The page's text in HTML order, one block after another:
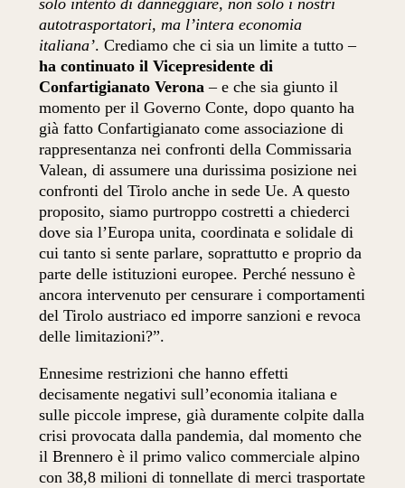
solo intento di danneggiare, non solo i nostri
autotrasportatori, ma l’intera economia
italiana’. Crediamo che ci sia un limite a tutto –
ha continuato il Vicepresidente di
Confartigianato Verona – e che sia giunto il
momento per il Governo Conte, dopo quanto ha
già fatto Confartigianato come associazione di
rappresentanza nei confronti della Commissaria
Valean, di assumere una durissima posizione nei
confronti del Tirolo anche in sede Ue. A questo
proposito, siamo purtroppo costretti a chiederci
dove sia l’Europa unita, coordinata e solidale di
cui tanto si sente parlare, soprattutto e proprio da
parte delle istituzioni europee. Perché nessuno è
ancora intervenuto per censurare i comportamenti
del Tirolo austriaco ed imporre sanzioni e revoca
delle limitazioni?”.
Ennesime restrizioni che hanno effetti
decisamente negativi sull’economia italiana e
sulle piccole imprese, già duramente colpite dalla
crisi provocata dalla pandemia, dal momento che
il Brennero è il primo valico commerciale alpino
con 38,8 milioni di tonnellate di merci trasportate